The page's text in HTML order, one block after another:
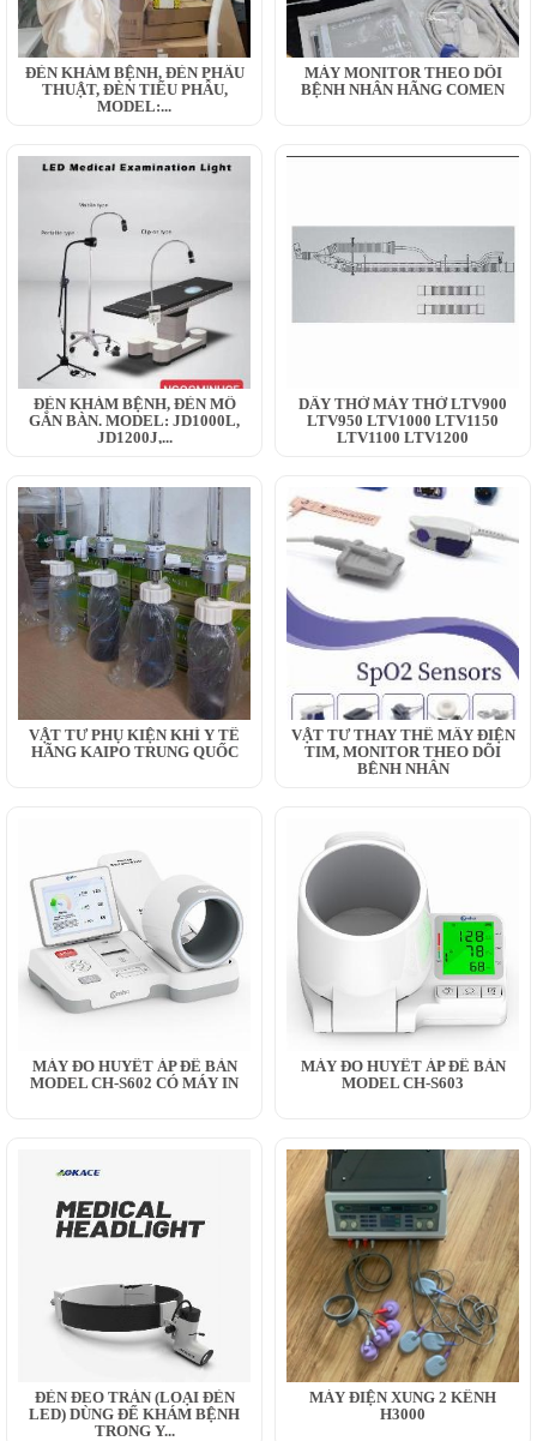
ĐÈN KHÁM BỆNH, ĐÈN PHẪU
THUẬT, ĐÈN TIỂU PHẪU,
MODEL:...
MÁY MONITOR THEO DÕI
BỆNH NHÂN HÃNG COMEN
ĐÈN KHÁM BỆNH, ĐÈN MỔ
GẮN BÀN. MODEL: JD1000L,
JD1200J,...
DÂY THỞ MÁY THỞ LTV900
LTV950 LTV1000 LTV1150
LTV1100 LTV1200
VẬT TƯ PHỤ KIỆN KHÍ Y TẾ
HÃNG KAIPO TRUNG QUỐC
VẬT TƯ THAY THẾ MÂY ĐIỆN
TIM, MONITOR THEO DÕI
BỆNH NHÂN
MÁY ĐO HUYẾT ÁP ĐỂ BÀN
MODEL CH-S602 CÓ MÁY IN
MÁY ĐO HUYẾT ÁP ĐỂ BÀN
MODEL CH-S603
ĐÈN ĐEO TRÁN (LOẠI ĐÈN
LED) DÙNG ĐỂ KHÁM BỆNH
TRONG Y...
MÁY ĐIỆN XUNG 2 KÊNH
H3000